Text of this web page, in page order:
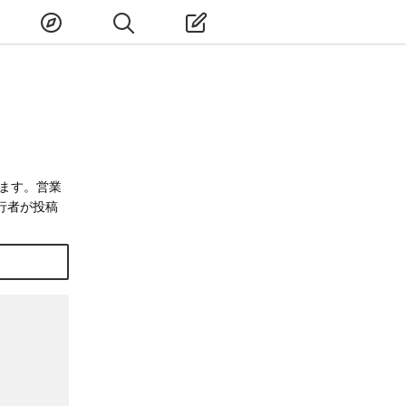
す。営業
者が投稿